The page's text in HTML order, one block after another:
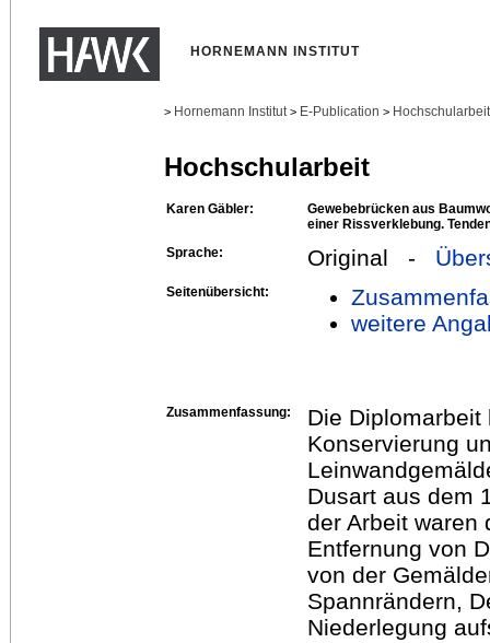
HORNEMANN INSTITUT
> Hornemann Institut > E-Publication >
Hochschularbeit
Karen Gäbler:
Gewebebrücken aus
einer Rissverklebung.
Sprache:
Original -
Seitenübersicht:
weitere
Zusammenfassung:
Die
Konservierung
Dusart aus dem
der Arbeit waren
Entfernung von
von der
Spannrändern,
Niederlegung